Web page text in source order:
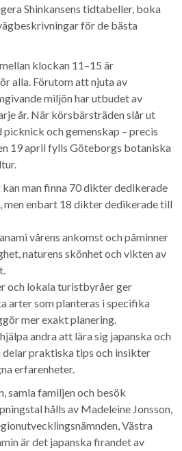
Shinkansens tidtabeller, boka
för de bästa
klockan 11–15 är
alla. Förutom att njuta av
miljön har utbudet av
år. När körsbärsträden slår ut
och gemenskap – precis
19 april fylls Göteborgs botaniska
man finna 70 dikter dedikerade
men enbart 18 dikter dedikerade till
vårens ankomst och påminner
naturens skönhet och vikten av
och lokala turistbyråer ger
arter som planteras i specifika
mer exakt planering.
andra att lära sig japanska och
praktiska tips och insikter
erfarenheter.
samla familjen och besök
hålls av Madeleine Jonsson,
Västra
är det japanska firandet av